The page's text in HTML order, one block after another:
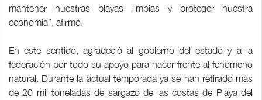
mantener nuestras playas limpias y proteger nuestra
economía”, afirmó.
En este sentido, agradeció al gobierno del estado y a la
federación por todo su apoyo para hacer frente al fenómeno
natural. Durante la actual temporada ya se han retirado más
de 20 mil toneladas de sargazo de las costas de Playa del